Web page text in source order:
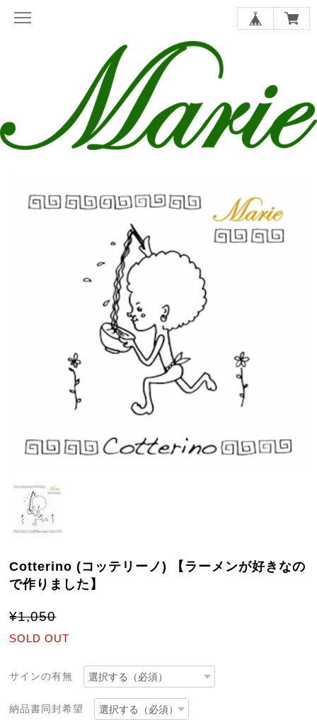
Cotterino (コッテリーノ) 【ラーメンが好きなの
で作りました】
¥1,050
SOLD OUT
サインの有無
納品書同封希望